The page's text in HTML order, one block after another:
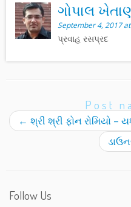
ગોપાલ
September 4, 2017
પ્રવાહ રસપ્રદ
Post
← શ્રી શ્રી ફોન રોમિયો –
Follow Us